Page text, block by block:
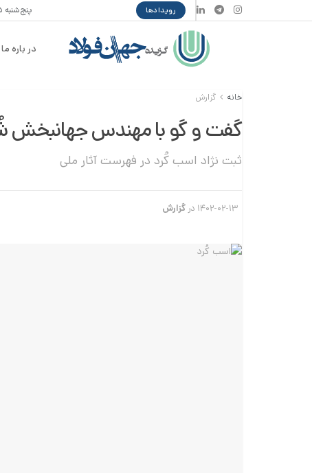
رویدادها پنج‌شنبه ۱۵ مرداد ۱۴۰۵
در باره ما
خانه گزارش
گفت و گو با مهندس جهانبخش
ثبت نژاد اسب کُرد در فهرست آثار ملی
۱۴۰۲-۰۲-۱۳ در گزارش